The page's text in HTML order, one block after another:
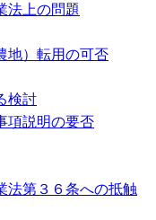
法上の問題
地）転用の可否
検討
項説明の要否
法第３６条への抵触